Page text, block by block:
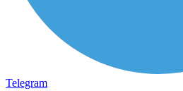
Telegram